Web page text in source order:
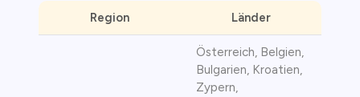
Region Länder
Österreich, Belgien,
Bulgarien, Kroatien,
Zypern,